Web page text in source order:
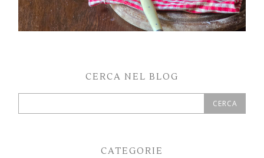
CERCA NEL BLOG
CATEGORIE